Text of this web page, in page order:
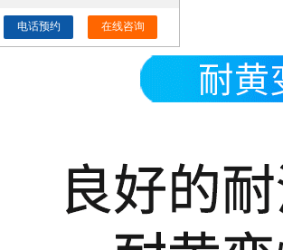
电话预约 在线咨询